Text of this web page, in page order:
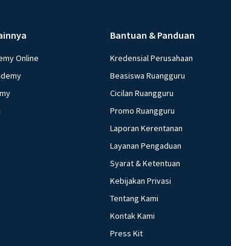
Online
Bantuan & Panduan
Kredensial Perusahaan
Beasiswa Ruangguru
Cicilan Ruangguru
Promo Ruangguru
Laporan Kerentanan
Layanan Pengaduan
Syarat & Ketentuan
Kebijakan Privasi
Tentang Kami
Kontak Kami
Press Kit